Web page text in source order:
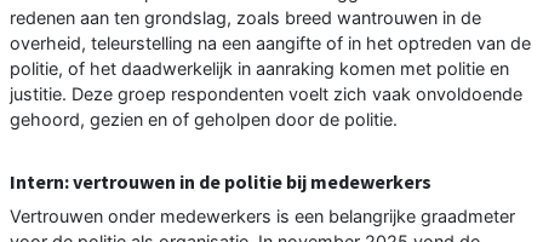
redenen aan ten grondslag, zoals breed wantrouwen in de
overheid, teleurstelling na een aangifte of in het optreden van de
politie, of het daadwerkelijk in aanraking komen met politie en
justitie. Deze groep respondenten voelt zich vaak onvoldoende
gehoord, gezien en of geholpen door de politie.
Intern: vertrouwen in de politie bij medewerkers
Vertrouwen onder medewerkers is een belangrijke graadmeter